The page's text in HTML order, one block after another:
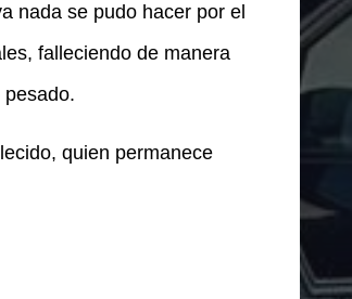
nada se pudo hacer por el
falleciendo de manera
quien permanece